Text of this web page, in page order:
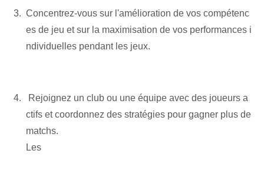
Concentrez-vous sur l'amélioration de vos compétenc
es de jeu et sur la maximisation de vos performances i
ndividuelles pendant les jeux.
⁤ ​Rejoignez un club⁢ ou‍ une équipe⁢ avec des joueurs a
ctifs⁢ et coordonnez des stratégies pour gagner plus de
⁤matchs.
Les